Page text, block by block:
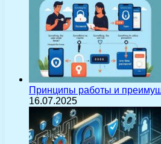
Принципы работы и
16.07.2025